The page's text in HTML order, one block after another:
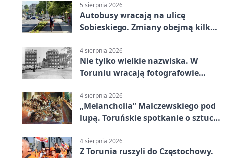
5 sierpnia 2026
Autobusy wracają na ulicę
Sobieskiego. Zmiany obejmą kilka
4 sierpnia 2026
Nie tylko wielkie nazwiska. W
Toruniu wracają fotografowie
4 sierpnia 2026
„Melancholia” Malczewskiego pod
lupą. Toruńskie spotkanie o sztuce
4 sierpnia 2026
Z Torunia ruszyli do Częstochowy.